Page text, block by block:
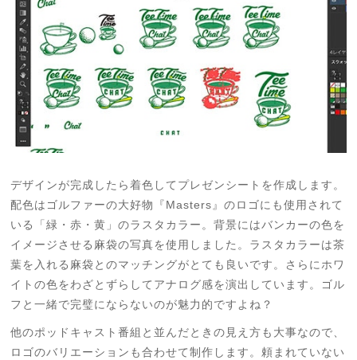
デザインが完成したら着色してプレゼンシートを作成します。
配色はゴルファーの大好物『Masters』のロゴにも使用されて
いる「緑・赤・黄」のラスタカラー。背景にはバンカーの色を
イメージさせる麻袋の写真を使用しました。ラスタカラーは茶
葉を入れる麻袋とのマッチングがとても良いです。さらにホワ
イトの色をわざとずらしてアナログ感を演出しています。ゴル
フと一緒で完璧にならないのが魅力的ですよね？
他のポッドキャスト番組と並んだときの見え方も大事なので、
ロゴのバリエーションも合わせて制作します。頼まれていない